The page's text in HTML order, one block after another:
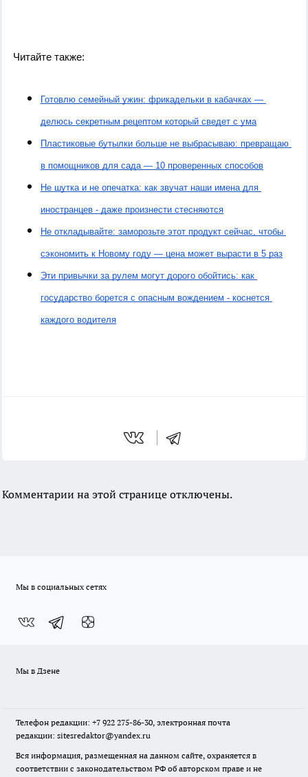
Читайте также:
Готовлю семейный ужин: фрикадельки в кабачках —
делюсь секретным рецептом который сведет с ума
Пластиковые бутылки больше не выбрасываю: превращаю
в помощников для сада — 10 проверенных способов
Не шутка и не опечатка: как звучат наши имена для
иностранцев - даже произнести стесняются
Не откладывайте: заморозьте этот продукт сейчас, чтобы
сэкономить к Новому году — цена может вырасти в 5 раз
Эти привычки за рулем могут дорого обойтись: как
государство борется с опасным вождением - коснется
каждого водителя
Комментарии на этой странице отключены.
Мы в социальных сетях
Мы в Дзене
Телефон редакции: +7 922 275-86-30, электронная почта
редакции: sitesredaktor@yandex.ru
Вся информация, размещенная на данном сайте, охраняется в
соответствии с законодательством РФ об авторском праве и не